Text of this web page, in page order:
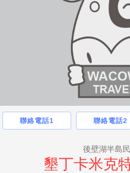
聯絡電話1 聯絡電話2
後壁湖半島
墾丁卡米克